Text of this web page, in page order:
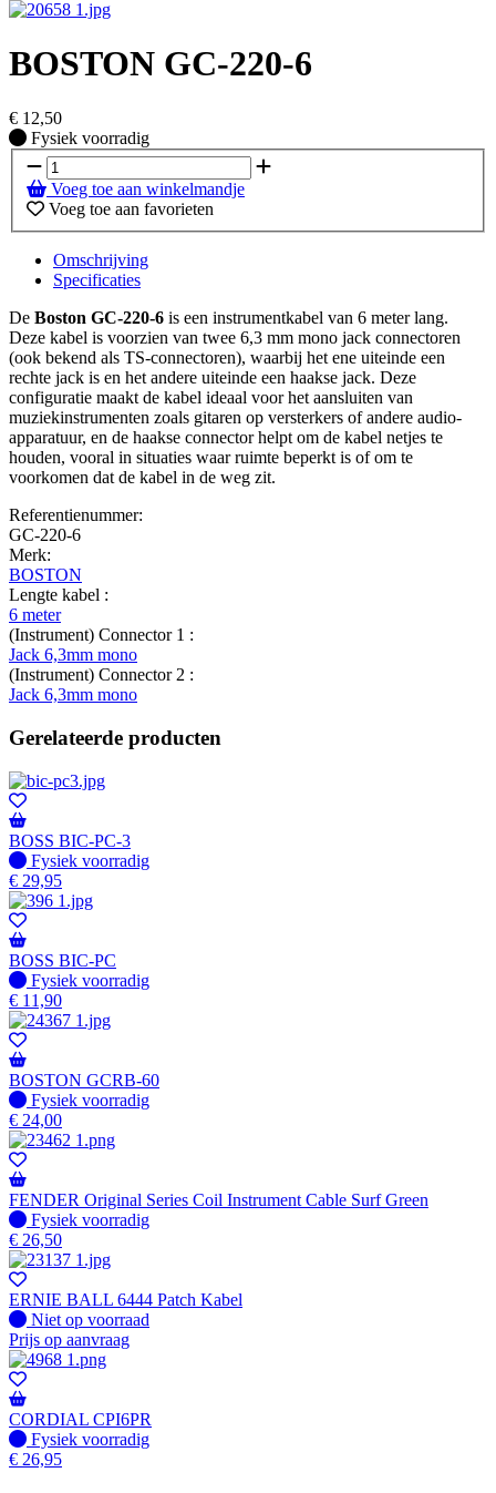
BOSTON GC-220-6
€ 12,50
Fysiek voorradig
Fysiek voorradig
Voeg toe aan winkelmandje
Voeg toe aan favorieten
Omschrijving
Specificaties
De Boston GC-220-6 is een instrumentkabel van 6 meter lang.
Deze kabel is voorzien van twee 6,3 mm mono jack connectoren
(ook bekend als TS-connectoren), waarbij het ene uiteinde een
rechte jack is en het andere uiteinde een haakse jack. Deze
configuratie maakt de kabel ideaal voor het aansluiten van
muziekinstrumenten zoals gitaren op versterkers of andere audio-
apparatuur, en de haakse connector helpt om de kabel netjes te
houden, vooral in situaties waar ruimte beperkt is of om te
voorkomen dat de kabel in de weg zit.
Referentienummer:
GC-220-6
Merk:
BOSTON
Lengte kabel :
6 meter
(Instrument) Connector 1 :
Jack 6,3mm mono
(Instrument) Connector 2 :
Jack 6,3mm mono
Gerelateerde producten
BOSS BIC-PC-3
Fysiek voorradig
Fysiek voorradig
€ 29,95
BOSS BIC-PC
Fysiek voorradig
Fysiek voorradig
€ 11,90
BOSTON GCRB-60
Fysiek voorradig
Fysiek voorradig
€ 24,00
FENDER Original Series Coil Instrument Cable Surf Green
Fysiek voorradig
Fysiek voorradig
€ 26,50
ERNIE BALL 6444 Patch Kabel
Fysiek voorradig
Niet op voorraad
Prijs op aanvraag
CORDIAL CPI6PR
Fysiek voorradig
Fysiek voorradig
€ 26,95